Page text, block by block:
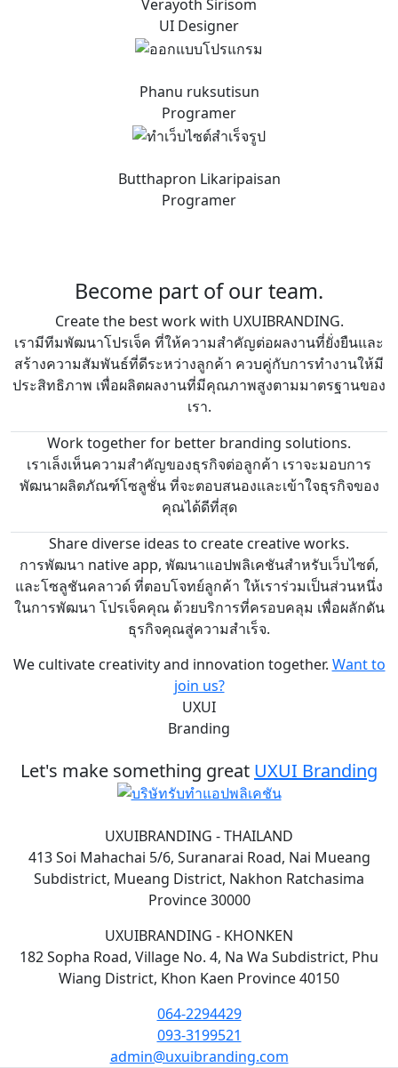
Verayoth Sirisom
UI Designer
Phanu ruksutisun
Programer
Butthapron Likaripaisan
Programer
Become part of our team.
Create the best work with UXUIBRANDING.
เรามีทีมพัฒนาโปรเจ็ค ที่ให้ความสำคัญต่อผลงานที่ยั่งยืนและ
สร้างความสัมพันธ์ที่ดีระหว่างลูกค้า ควบคู่กับการทำงานให้มี
ประสิทธิภาพ เพื่อผลิตผลงานที่มีคุณภาพสูงตามมาตรฐานของ
เรา.
Work together for better branding solutions.
เราเล็งเห็นความสำคัญของธุรกิจต่อลูกค้า เราจะมอบการ
พัฒนาผลิตภัณฑ์โซลูชั่น ที่จะตอบสนองและเข้าใจธุรกิจของ
คุณได้ดีที่สุด
Share diverse ideas to create creative works.
การพัฒนา native app, พัฒนาแอปพลิเคชันสำหรับเว็บไซต์,
และโซลูชันคลาวด์ ที่ตอบโจทย์ลูกค้า ให้เราร่วมเป็นส่วนหนึ่ง
ในการพัฒนา โปรเจ็คคุณ ด้วยบริการที่ครอบคลุม เพื่อผลักดัน
ธุรกิจคุณสู่ความสำเร็จ.
We cultivate creativity and innovation together. Want to
join us?
UXUI
Branding
Let's make something great UXUI Branding
UXUIBRANDING - THAILAND
413 Soi Mahachai 5/6, Suranarai Road, Nai Mueang
Subdistrict, Mueang District, Nakhon Ratchasima
Province 30000
UXUIBRANDING - KHONKEN
182 Sopha Road, Village No. 4, Na Wa Subdistrict, Phu
Wiang District, Khon Kaen Province 40150
064-2294429
093-3199521
admin@uxuibranding.com